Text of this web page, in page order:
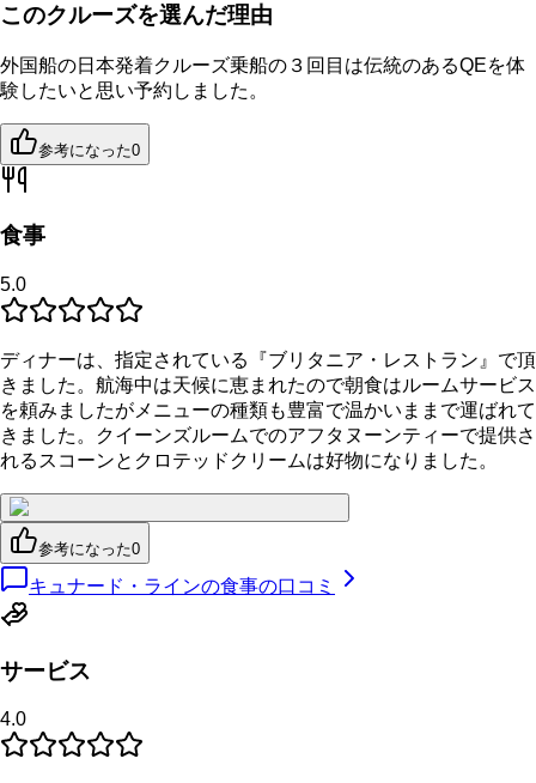
このクルーズを選んだ理由
外国船の日本発着クルーズ乗船の３回目は伝統のあるQEを体
験したいと思い予約しました。
参考になった0
食事
5.0
ディナーは、指定されている『ブリタニア・レストラン』で頂
きました。航海中は天候に恵まれたので朝食はルームサービス
を頼みましたがメニューの種類も豊富で温かいままで運ばれて
きました。クイーンズルームでのアフタヌーンティーで提供さ
れるスコーンとクロテッドクリームは好物になりました。
参考になった0
キュナード・ラインの食事の口コミ
サービス
4.0